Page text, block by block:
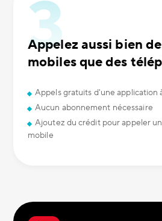
Appelez aussi bien
mobiles que des
Appels gratuits d'une application
Aucun abonnement nécessaire
Ajoutez du crédit pour appeler
mobile